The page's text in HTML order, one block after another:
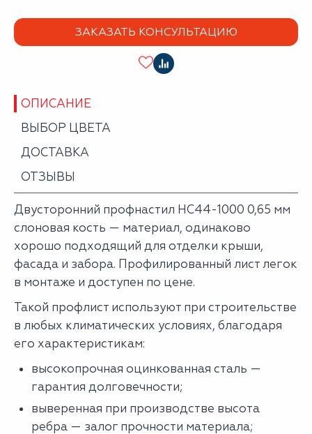
ЗАКАЗАТЬ КОНСУЛЬТАЦИЮ
ОПИСАНИЕ
ВЫБОР ЦВЕТА
ДОСТАВКА
ОТЗЫВЫ
Двусторонний профнастил НС44-1000 0,65 мм
слоновая кость — материал, одинаково
хорошо подходящий для отделки крыши,
фасада и забора. Профилированный лист легок
в монтаже и доступен по цене.
Такой профлист используют при строительстве
в любых климатических условиях, благодаря
его характеристикам:
высокопрочная оцинкованная сталь —
гарантия долговечности;
выверенная при производстве высота
ребра — залог прочности материала;